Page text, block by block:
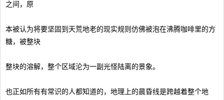
之间，原
本被认为将要坚固到天荒地老的现实规则仿佛被泡在沸腾咖啡里的方
糖，被整块
整块的溶解，整个区域沦为一副光怪陆离的景象。
也正如所有有常识的人都知道的，地理上的晨昏线是跨越着整个地